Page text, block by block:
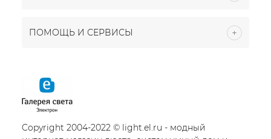
ПОМОЩЬ И СЕРВИСЫ
Copyright 2004-2022 © light.el.ru - модный